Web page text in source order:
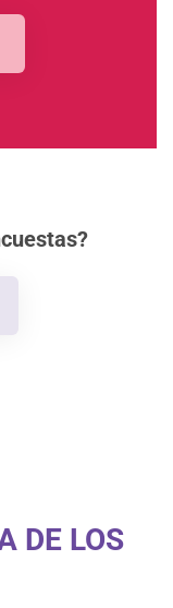
DE LOS